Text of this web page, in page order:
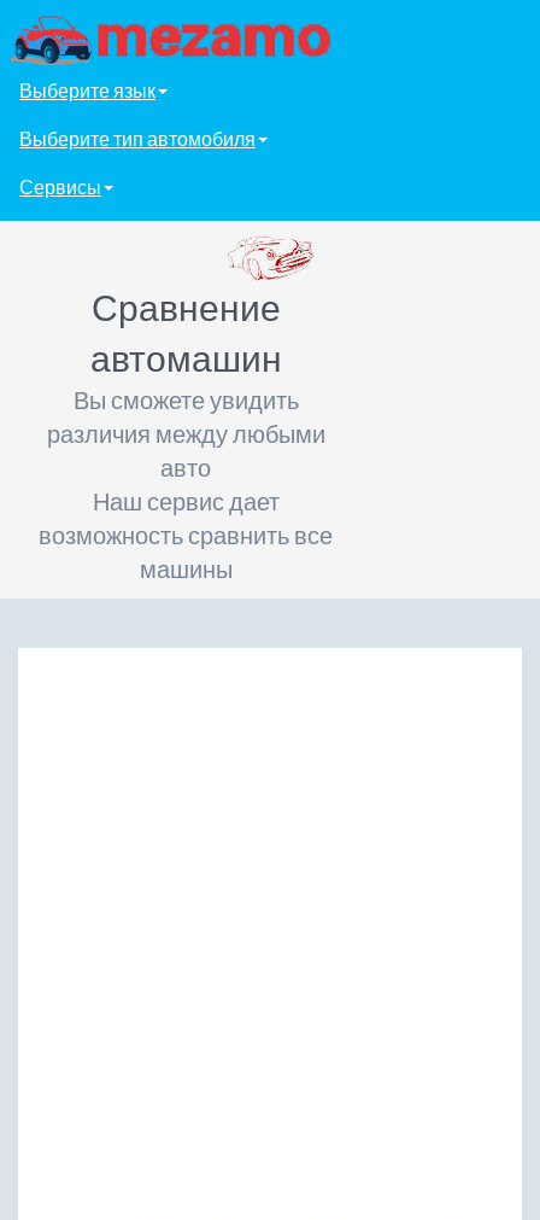
Выберите язык
Выберите тип автомобиля
Сервисы
Сравнение
автомашин
Вы сможете увидить
различия между любыми
авто
Наш сервис дает
возможность сравнить все
машины